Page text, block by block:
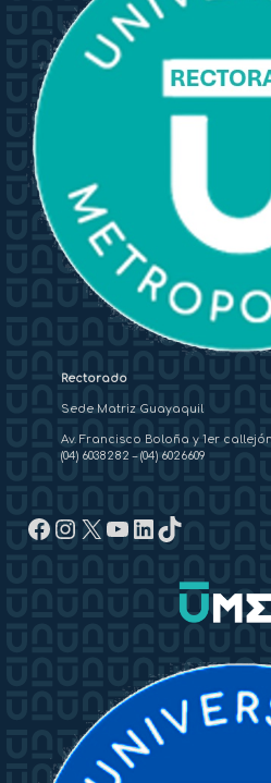
Rectorado
Sede Matriz Guayaquil
Av. Francisco Boloña y 1er callejón
(04) 6038282 –(04) 6026609
Facebook
Instagram
X YouTube
LinkedIn
TikTok